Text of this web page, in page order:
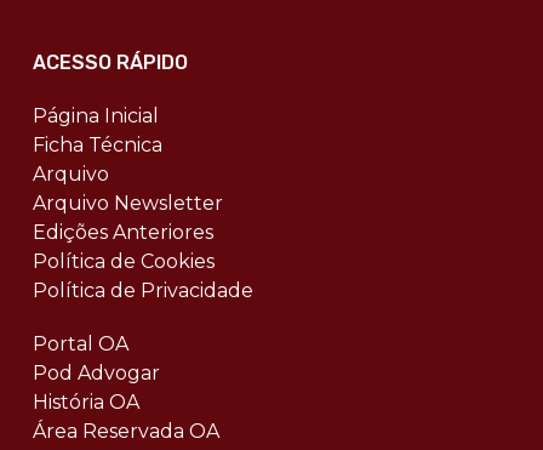
ACESSO RÁPIDO
Página Inicial
Ficha Técnica
Arquivo
Arquivo Newsletter
Edições Anteriores
Política de Cookies
Política de Privacidade
Portal OA
Pod Advogar
História OA
Área Reservada OA